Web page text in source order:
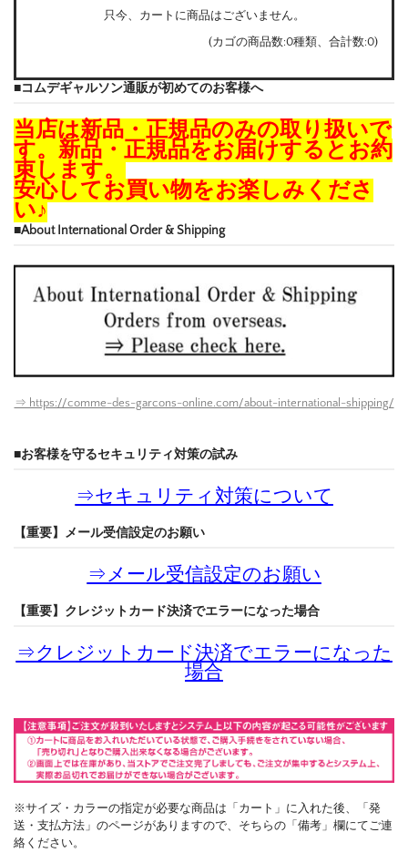
只今、カートに商品はございません。
(カゴの商品数:0種類、合計数:0)
■コムデギャルソン通販が初めてのお客様へ
当店は新品・正規品のみの取り扱いで
す。新品・正規品をお届けするとお約
束します。
安心してお買い物をお楽しみくださ
い♪
■About International Order & Shipping
⇒ https://comme-des-garcons-online.com/about-international-shipping/
■お客様を守るセキュリティ対策の試み
⇒セキュリティ対策について
【重要】メール受信設定のお願い
⇒メール受信設定のお願い
【重要】クレジットカード決済でエラーになった場合
⇒クレジットカード決済でエラーになった
場合
※サイズ・カラーの指定が必要な商品は「カート」に入れた後、「発
送・支払方法」のページがありますので、そちらの「備考」欄にてご連
絡ください。